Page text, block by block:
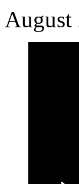
August